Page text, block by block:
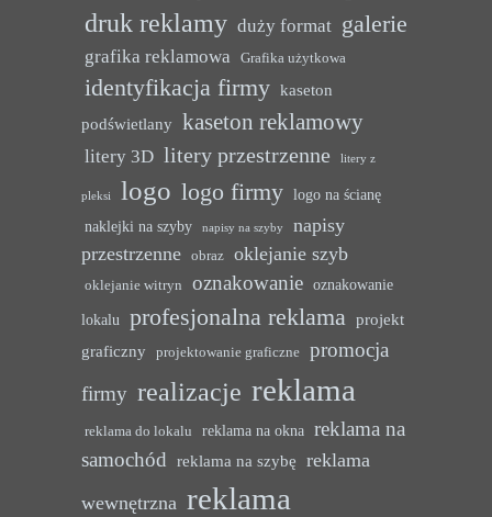
druk reklamy duży format galerie
grafika reklamowa Grafika użytkowa
identyfikacja firmy kaseton
podświetlany kaseton reklamowy
litery 3D litery przestrzenne litery z
pleksi logo logo firmy logo na ścianę
naklejki na szyby
napisy na szyby
napisy
przestrzenne
obraz oklejanie szyb
oklejanie witryn oznakowanie oznakowanie
lokalu profesjonalna reklama projekt
graficzny
projektowanie graficzne
promocja
firmy realizacje reklama
reklama do lokalu reklama na okna reklama na
samochód reklama na szybę reklama
wewnętrzna reklama